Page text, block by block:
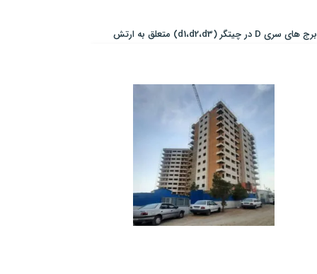
برج های سری D در چیتگر (d1،d2،d3) متعلق به ارتش